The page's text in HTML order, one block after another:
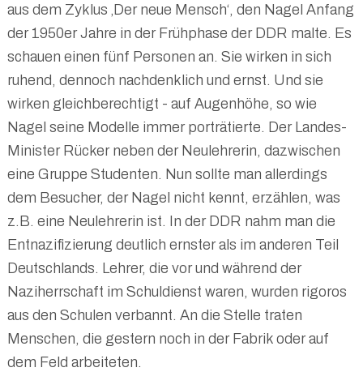
aus dem Zyklus ‚Der neue Mensch‘, den Nagel Anfang
der 1950er Jahre in der Frühphase der DDR malte. Es
schauen einen fünf Personen an. Sie wirken in sich
ruhend, dennoch nachdenklich und ernst. Und sie
wirken gleichberechtigt - auf Augenhöhe, so wie
Nagel seine Modelle immer porträtierte. Der Landes-
Minister Rücker neben der Neulehrerin, dazwischen
eine Gruppe Studenten. Nun sollte man allerdings
dem Besucher, der Nagel nicht kennt, erzählen, was
z.B. eine Neulehrerin ist. In der DDR nahm man die
Entnazifizierung deutlich ernster als im anderen Teil
Deutschlands. Lehrer, die vor und während der
Naziherrschaft im Schuldienst waren, wurden rigoros
aus den Schulen verbannt. An die Stelle traten
Menschen, die gestern noch in der Fabrik oder auf
dem Feld arbeiteten.